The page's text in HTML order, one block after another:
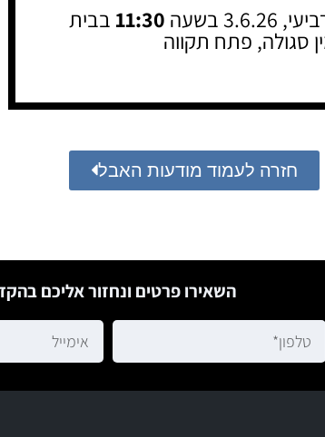
בשעה 11:30 בבית
סגולה, פתח תקווה
חזרה לעמוד מודעות האבל
השאירו פרטים ונחזור אליכם